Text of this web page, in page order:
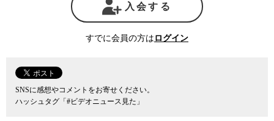
オンライン資格確認をめぐっては、これまでもカードリー
ダーの不具合などが相次いで報告されてきた。マイナ保険証で資格
確認ができない場合、その患者は無保険扱いとなる。そのような事
例が多発すれば、日本が世界に誇る国民皆保険制度の根幹が揺らぐ
そもそも健康保険証は、その人物が保険診療を受ける資格がある
ことの証明書として発行されるもので、国民皆保険制度の下、組合
入会する
すでに会員の方は ログイン
SNSに感想やコメントをお寄せください。
ハッシュタグ「#ビデオニュース見た」